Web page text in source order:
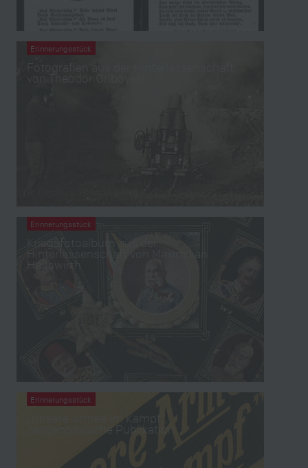
Erinnerungsstück
Fotografien aus der Hinterlassenschaft
von Theodor Gribovski
Erinnerungsstück
Kriegsfotoalbum aus der
Hinterlassenschaft von Maximilian
Hauswirth
Erinnerungsstück
„Unsere Armee im Kampf“,
zeitgenössische Publikation